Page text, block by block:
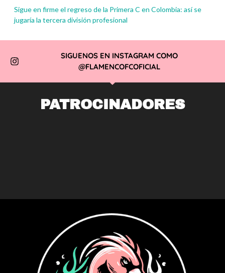
Sigue en firme el regreso de la Primera C en Colombia: así se
jugaría la tercera división profesional
SIGUENOS EN INSTAGRAM COMO
@FLAMENCOFCOFICIAL
PATROCINADORES